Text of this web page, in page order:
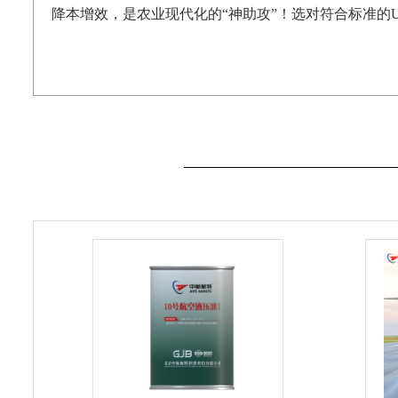
降本增效，是农业现代化的“神助攻” ！选对符合标准